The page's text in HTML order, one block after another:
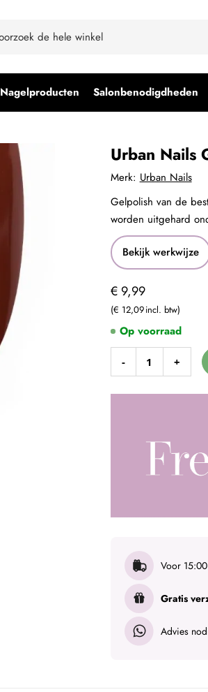
Nagelproducten Salonbenodigdheden
Urban Nails
Bekijk werkwijze
€ 9,99
€ 12,09
- +
Merk: Urban Nails
Voor
Gratis
Advies
Op voorraad
Gelpolish van de
worden uitgehard